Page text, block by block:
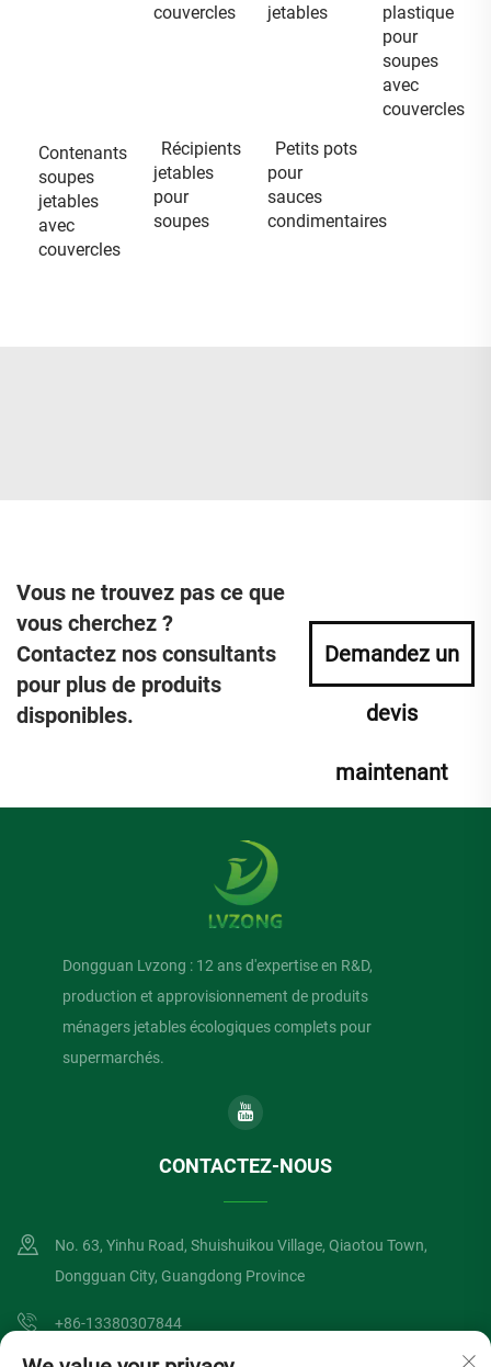
couvercles
jetables
plastique
pour
soupes
avec
couvercles
Contenants
soupes
jetables
avec
couvercles
Récipients
jetables
pour
soupes
Petits pots
pour
sauces
condimentaires
Vous ne trouvez pas ce que
vous cherchez ?
Contactez nos consultants
pour plus de produits
disponibles.
Demandez un
devis
maintenant
Dongguan Lvzong : 12 ans d'expertise en R&D,
production et approvisionnement de produits
ménagers jetables écologiques complets pour
supermarchés.
CONTACTEZ-NOUS
No. 63, Yinhu Road, Shuishuikou Village, Qiaotou Town,
Dongguan City, Guangdong Province
+86-13380307844